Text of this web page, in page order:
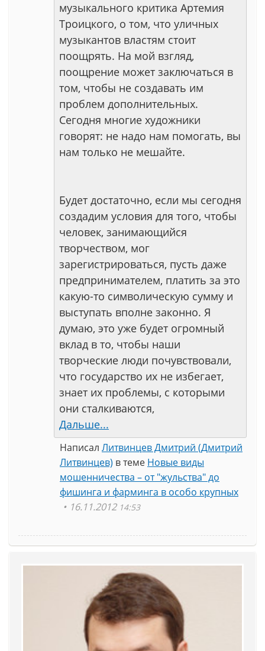
музыкального критика Артемия
Троицкого, о том, что уличных
музыкантов властям стоит
поощрять. На мой взгляд,
поощрение может заключаться в
том, чтобы не создавать им
проблем дополнительных.
Сегодня многие художники
говорят: не надо нам помогать, вы
нам только не мешайте.
Будет достаточно, если мы сегодня
создадим условия для того, чтобы
человек, занимающийся
творчеством, мог
зарегистрироваться, пусть даже
предпринимателем, платить за это
какую-то символическую сумму и
выступать вполне законно. Я
думаю, это уже будет огромный
вклад в то, чтобы наши
творческие люди почувствовали,
что государство их не избегает,
знает их проблемы, с которыми
они сталкиваются,
Дальше...
Написал Литвинцев Дмитрий (Дмитрий
Литвинцев) в теме Новые виды
мошенничества – от "жульства" до
фишинга и фарминга в особо крупных
16.11.2012 14:53